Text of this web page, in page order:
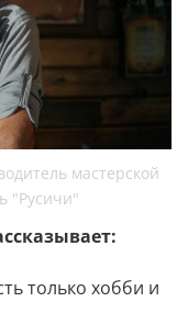
мастерской
"Русичи"
только хобби и